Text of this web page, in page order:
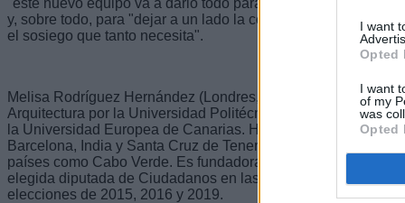
I want
Opted
I want
of my
was
Opted
"este nuevo equipo va a darlo todo para fortalecer el centro
y, sobre todo, para "dejar a un lado la confrontación y traer a
el sosiego que tanto necesita".
Melisa Rodríguez Hernández (Londres, 1986). Natural de la
Arquitectura por la Universidad Politécnica de Barcelona y
la Universidad Europea de Canarias. Ha trabajado en varios
Barcelona, India y Santa Cruz de Tenerife. Ha colaborado y
países como Cabo Verde. Es fundadora de su propia marca
elegida diputada de Ciudadanos en las Cortes Generales por
elecciones de 2015, 2016 y 2019.